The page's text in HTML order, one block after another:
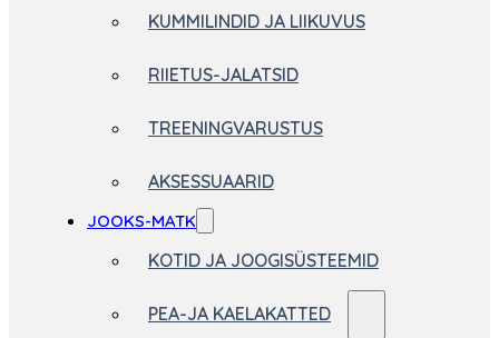
KUMMILINDID JA LIIKUVUS
RIIETUS-JALATSID
TREENINGVARUSTUS
AKSESSUAARID
JOOKS-MATK
KOTID JA JOOGISÜSTEEMID
PEA-JA KAELAKATTED